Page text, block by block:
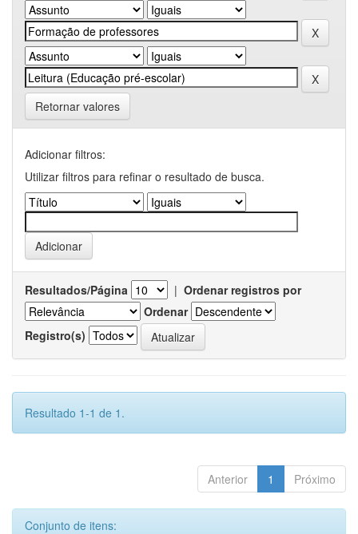
Retornar valores
Adicionar filtros:
Utilizar filtros para refinar o resultado de busca.
Resultados/Página | Ordenar registros por
Ordenar
Registro(s)
Resultado 1-1 de 1.
Anterior 1 Próximo
Conjunto de itens: